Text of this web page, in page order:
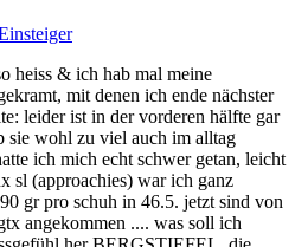
heiss & ich hab mal meine
mit denen ich ende nächster
leider ist in der vorderen hälfte gar
sie wohl zu viel auch im alltag
ich mich echt schwer getan, leicht
sl (approachies) war ich ganz
gr pro schuh in 46.5. jetzt sind von
angekommen .... was soll ich